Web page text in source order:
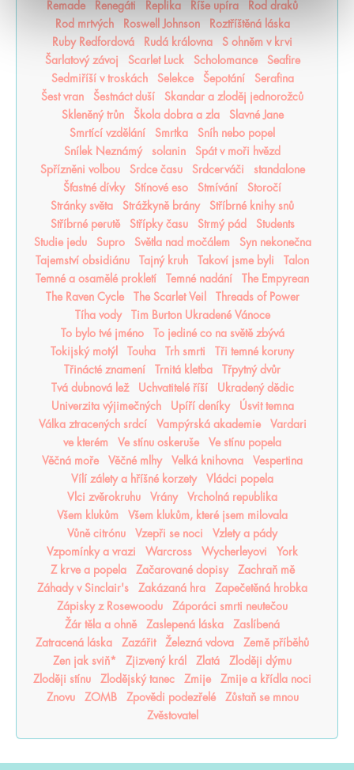
Remade
Renegáti Replika Říše upíra
Rod draků
Rod mrtvých
Roswell Johnson
Roztříštěná láska
Ruby Redfordová
Rudá královna
S ohněm v krvi
Šarlatový závoj
Scarlet Luck Scholomance
Seafire
Sedmiříší v troskách
Selekce Šepotání
Serafina
Šest vran
Šestnáct duší
Skandar a zloděj jednorožců
Skleněný trůn
Škola dobra a zla
Slavné Jane
Smrtící vzdělání
Smrtka
Sníh nebo popel
Snílek Neznámý
solanin
Spát v moři hvězd
Spřízněni volbou
Srdce času Srdcerváči
standalone
Šťastné dívky
Stínové eso Stmívání
Storočí
Stránky světa
Strážkyně brány
Stříbrné knihy snů
Stříbrné perutě
Střípky času Strmý pád
Students
Studie jedu
Supro Světla nad močálem
Syn nekonečna
Tajemství obsidiánu
Tajný kruh Takoví jsme byli
Talon
Temné a osamělé prokletí
Temné nadání
The Empyrean
The Raven Cycle
The Scarlet Veil
Threads of Power
Tíha vody
Tim Burton Ukradené Vánoce
To bylo tvé jméno
To jediné co na světě zbývá
Tokijský motýl
Touha Trh smrti
Tři temné koruny
Třinácté znamení
Trnitá kletba
Třpytný dvůr
Tvá dubnová lež
Uchvatitelé říší
Ukradený dědic
Univerzita výjimečných
Upíří deníky
Úsvit temna
Válka ztracených srdcí
Vampýrská akademie
Vardari
ve kterém
Ve stínu oskeruše
Ve stínu popela
Věčná moře
Věčné mlhy Velká knihovna
Vespertina
Vílí zálety a hříšné korzety
Vládci popela
Vlci zvěrokruhu
Vrány
Vrcholná republika
Všem klukům
Všem klukům, které jsem milovala
Vůně citrónu
Vzepři se noci
Vzlety a pády
Vzpomínky a vrazi
Warcross Wycherleyovi
York
Z krve a popela
Začarované dopisy
Zachraň mě
Záhady v Sinclair's
Zakázaná hra
Zapečetěná hrobka
Zápisky z Rosewoodu
Záporáci smrti neutečou
Žár těla a ohně
Zaslepená láska
Zaslíbená
Zatracená láska
Zazářit Železná vdova
Země příběhů
Zen jak sviň*
Zjizvený král Zlatá
Zloději dýmu
Zloději stínu
Zlodějský tanec Zmije
Zmije a křídla noci
Znovu
ZOMB Zpovědi podezřelé
Zůstaň se mnou
Zvěstovatel